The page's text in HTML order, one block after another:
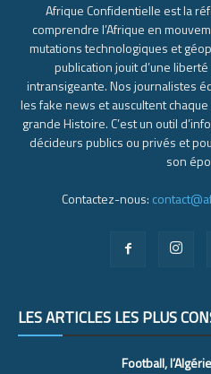
Afrique Confidentielle est la
comprendre l’Afrique en
mutations technologiques et
publication jouit d’une
intransigeante. Nos journalistes
les fake news et auscultent
grande Histoire. C’est un outil
décideurs publics ou privés et
son
Contactez-nous:
LES ARTICLES LES PLUS
Football,